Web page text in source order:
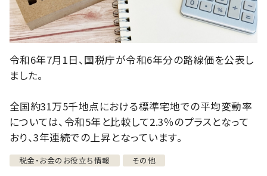
令和6年7月1日、国税庁が令和6年分の路線価を公表し
ました。
全国約31万5千地点における標準宅地での平均変動率
については、令和5年と比較して2.3％のプラスとなって
おり、3年連続での上昇となっています。
税金・お金のお役立ち情報 その他